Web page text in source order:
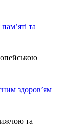
та
здоров’ям
та